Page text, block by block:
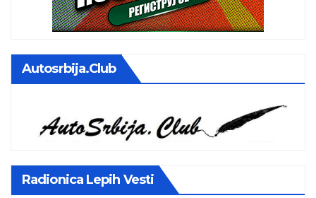
Autosrbija.club
Radionica Lepih Vesti